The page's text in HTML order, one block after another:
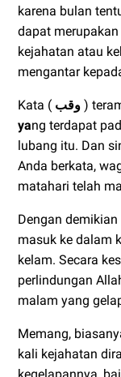
karena bulan
dapat
kejahatan atau
mengantar
Kata ( وقب )
yang terdapat
lubang itu. Dan
Anda berkata,
matahari telah
Dengan
masuk ke dalam
kelam. Secara
perlindungan
malam yang
Memang,
kali kejahatan